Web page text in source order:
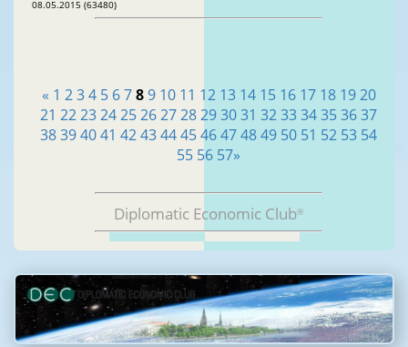
08.05.2015 (63480)
« 1 2 3 4 5 6 7 8 9 10 11 12 13 14 15 16 17 18 19 20
21 22232425262728293031 323334353637
38394041 4243444546474849 50 51 52 53 54
55 56 57»
Diplomatic Economic Club®